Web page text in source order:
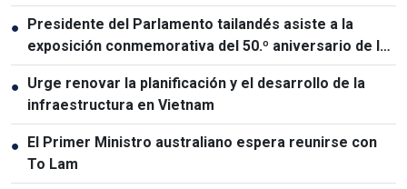
● Presidente del Parlamento tailandés asiste a la
exposición conmemorativa del 50.º aniversario de las
relaciones Vietnam-Tailandia
● Urge renovar la planificación y el desarrollo de la
infraestructura en Vietnam
● El Primer Ministro australiano espera reunirse con
To Lam